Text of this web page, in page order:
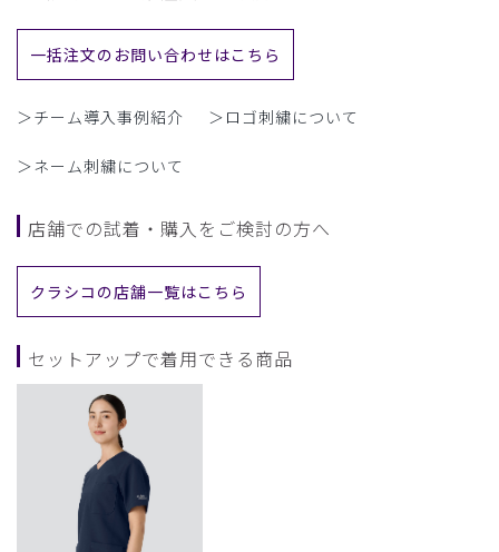
一括注文のお問い合わせはこちら
＞チーム導入事例紹介 ＞ロゴ刺繍について
＞ネーム刺繍について
店舗での試着・購入をご検討の方へ
クラシコの店舗一覧はこちら
セットアップで着用できる商品